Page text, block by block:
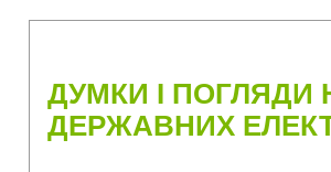
ДУМКИ І ПОГЛЯДИ
ДЕРЖАВНИХ